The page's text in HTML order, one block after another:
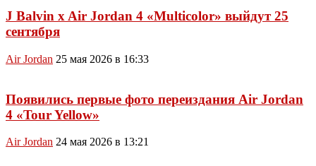
J Balvin x Air Jordan 4 «Multicolor» выйдут 25
сентября
Air Jordan 25 мая 2026 в 16:33
Появились первые фото переиздания Air Jordan
4 «Tour Yellow»
Air Jordan 24 мая 2026 в 13:21